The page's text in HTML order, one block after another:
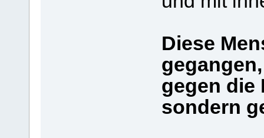
Diese
gegen die
sondern